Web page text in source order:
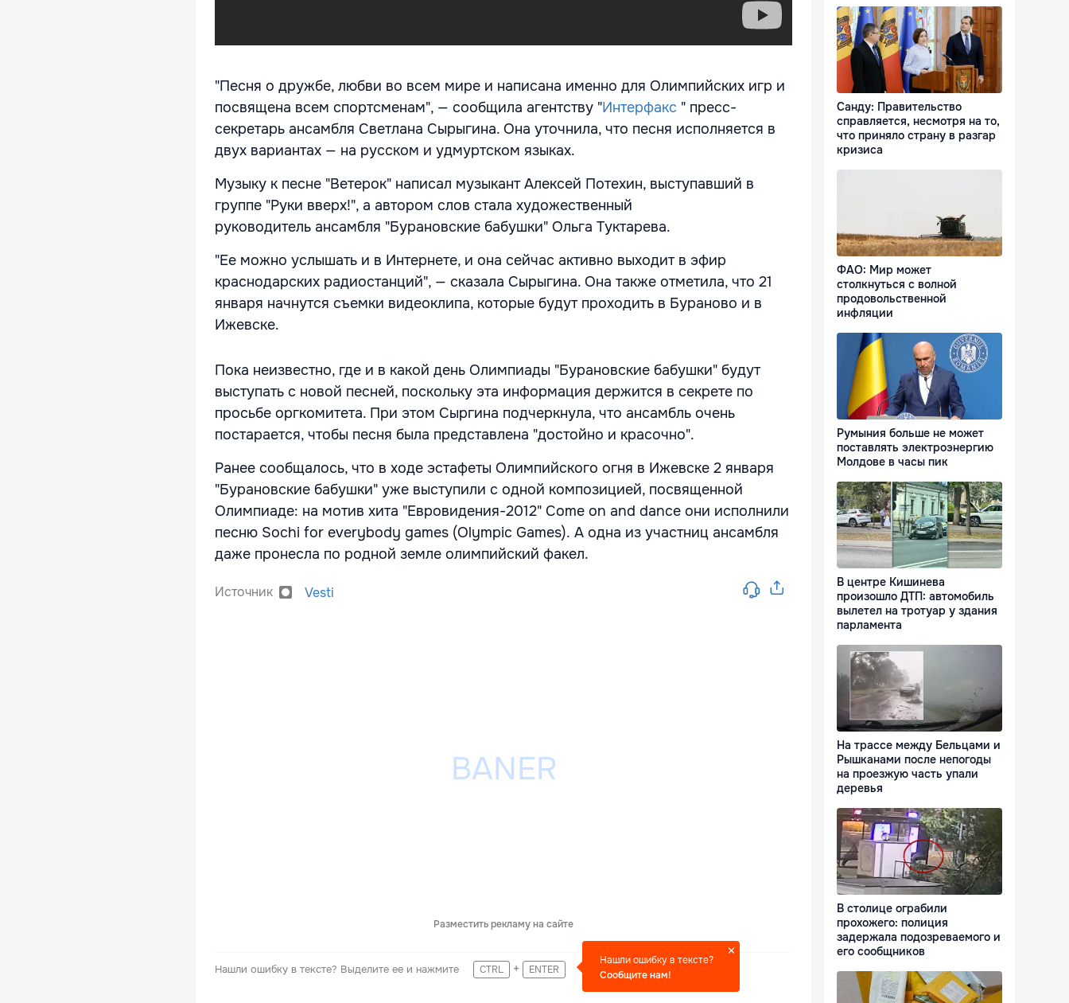
"Песня о дружбе, любви во всем мире и написана именно для Олимпийских игр и
посвящена всем спортсменам", — сообщила агентству "Интерфакс " пресс-
секретарь ансамбля Светлана Сырыгина. Она уточнила, что песня исполняется в
двух вариантах — на русском и удмуртском языках.
Музыку к песне "Ветерок" написал музыкант Алексей Потехин, выступавший в
группе "Руки вверх!", а автором слов стала художественный
руководитель ансамбля "Бурановские бабушки" Ольга Туктарева.
"Ее можно услышать и в Интернете, и она сейчас активно выходит в эфир
краснодарских радиостанций", — сказала Сырыгина. Она также отметила, что 21
января начнутся съемки видеоклипа, которые будут проходить в Бураново и в
Ижевске.
Пока неизвестно, где и в какой день Олимпиады "Бурановские бабушки" будут
выступать с новой песней, поскольку эта информация держится в секрете по
просьбе оргкомитета. При этом Сыргина подчеркнула, что ансамбль очень
постарается, чтобы песня была представлена "достойно и красочно".
Ранее сообщалось, что в ходе эстафеты Олимпийского огня в Ижевске 2 января
"Бурановские бабушки" уже выступили с одной композицией, посвященной
Олимпиаде: на мотив хита "Евровидения-2012" Come on and dance они исполнили
песню Sochi for everybody games (Olympic Games). А одна из участниц ансамбля
даже пронесла по родной земле олимпийский факел.
Источник Vesti
Разместить рекламу на сайте
Нашли ошибку в тексте? Выделите ее и нажмите CTRL + ENTER
Нашли ошибку в тексте?
Сообщите нам!
Санду: Правительство
справляется, несмотря на то,
что приняло страну в разгар
кризиса
ФАО: Мир может
столкнуться с волной
продовольственной
инфляции
Румыния больше не может
поставлять электроэнергию
Молдове в часы пик
В центре Кишинева
произошло ДТП: автомобиль
вылетел на тротуар у здания
парламента
На трассе между Бельцами и
Рышканами после непогоды
на проезжую часть упали
деревья
В столице ограбили
прохожего: полиция
задержала подозреваемого и
его сообщников